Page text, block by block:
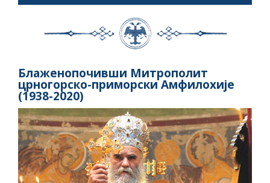
Блаженопочивши Митрополит
црногорско-приморски Амфилохије
(1938-2020)